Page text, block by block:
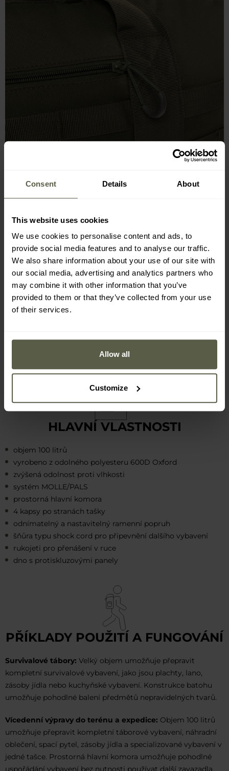
Consent Details About
This website uses cookies
We use cookies to personalise content and ads, to
provide social media features and to analyse our traffic.
We also share information about your use of our site with
our social media, advertising and analytics partners who
may combine it with other information that you’ve
provided to them or that they’ve collected from your use
of their services.
Allow all
Customize
SYSTÉM MOLLE/PALS, PANELY SE
SUCHÝM ZIPEM
Po stranách tašky se nacházejí četné pásky standardu
HLAVNÍ VLASTNOSTI
objem 100 litrů
vyrobeno z odolného polyesteru 600D Oxford
zvýšená odolnost proti vlhkosti
systém MOLLE/PALS
prostorná hlavní komora
4 kapsy po stranách tašky
odnímatelný a nastavitelný ramenní popruh
šňůra typu shock cord pro připevnění dalšího vybavení
rukojeti pro přenášení v ruce
dno s protiskluzovými panely
PŘÍKLADY POUŽITÍ A FUNGOVÁNÍ
Survivalové tábory: Velký objem umožňuje přepravit
kompletní survivalové vybavení, jako jsou plachty, lano,
zásoby jídla nebo kuchyňské vybavení. Konstrukce batohu
umožňuje pohodlné balení předmětů nepravidelných tvarů.
Vícedenní výpravy do terénu a expedice: Objem 100 litrů
umožňuje přepravit kompletní táborové vybavení, náhradní
oblečení, spací pytel, zásoby jídla a specializované vybavení v
jedné tašce. Prostorná hlavní komora umožňuje pohodlné
uspořádání vybavení bez nutnosti používat další zavazadla.